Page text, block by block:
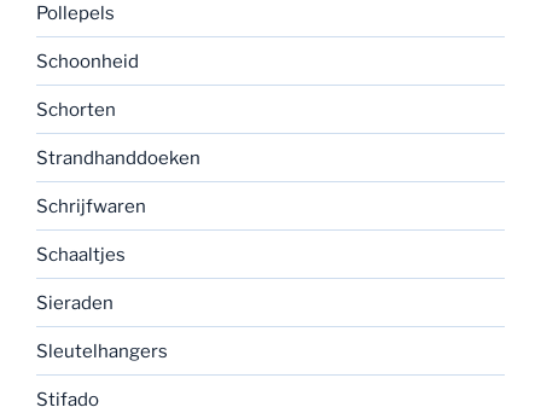
Pollepels
Schoonheid
Schorten
Strandhanddoeken
Schrijfwaren
Schaaltjes
Sieraden
Sleutelhangers
Stifado